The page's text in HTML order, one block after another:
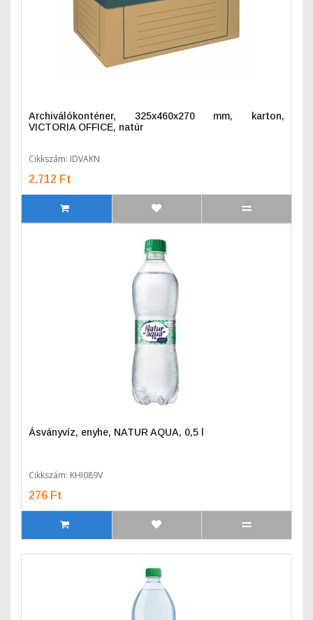
Archiválókonténer, 325x460x270 mm, karton,
VICTORIA OFFICE, natúr
Cikkszám: IDVAKN
2.712 Ft
Ásványvíz, enyhe, NATUR AQUA, 0,5 l
Cikkszám: KHI089V
276 Ft